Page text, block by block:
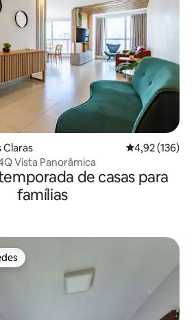
Claras 4,92 de uma
4,92 (136)
Vista Panorâmica
de casas para
famílias